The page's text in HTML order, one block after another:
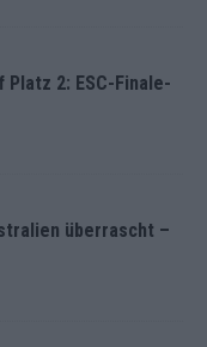
Platz 2: ESC-Finale-
überrascht –